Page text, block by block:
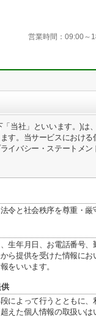
営業時間： 09:00～
「当社」といいます。)
す。当サービスにおけ
イバシー・ステートメ
令と社会秩序を尊重・
生年月日、お電話番号
ら提供を受けた情報に
をいいます。
によって行うとともに
えた個人情報の取扱い